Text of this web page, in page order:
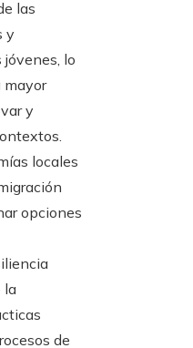
las
y
jóvenes, lo
mayor
y
locales
opciones
la
de